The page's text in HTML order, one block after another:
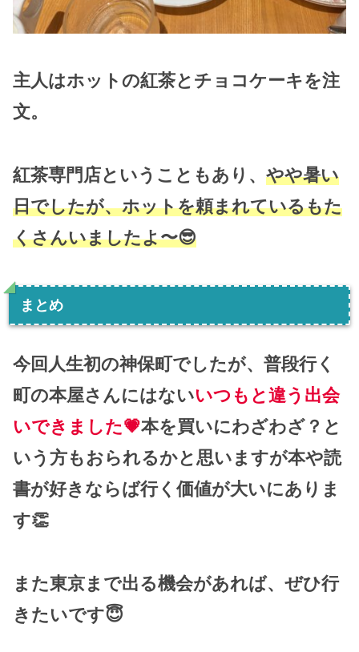
主人はホットの紅茶とチョコケーキを注
文。
紅茶専門店ということもあり、 やや暑い
日でしたが、ホットを頼まれているもた
くさんいましたよ〜😎
まとめ
今回人生初の神保町でしたが、普段行く
町の本屋さんにはないいつもと違う出会
いできました💗本を買いにわざわざ？と
いう方もおられるかと思いますが本や読
書が好きならば行く価値が大いにありま
す👏
また東京まで出る機会があれば、ぜひ行
きたいです😇